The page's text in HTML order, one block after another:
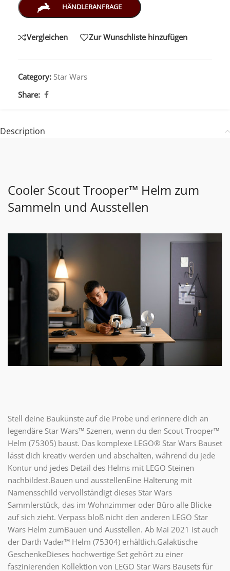
HÄNDLERANFRAGE
Vergleichen Zur Wunschliste hinzufügen
Category: Star Wars
Share:
Description
Cooler Scout Trooper™ Helm zum
Sammeln und Ausstellen
Stell deine Baukünste auf die Probe und erinnere dich an
legendäre Star Wars™ Szenen, wenn du den Scout Trooper™
Helm (75305) baust. Das komplexe LEGO® Star Wars Bauset
lässt dich kreativ werden und abschalten, während du jede
Kontur und jedes Detail des Helms mit LEGO Steinen
nachbildest.Bauen und ausstellenEine Halterung mit
Namensschild vervollständigt dieses Star Wars
Sammlerstück, das im Wohnzimmer oder Büro alle Blicke
auf sich zieht. Verpass bloß nicht den anderen LEGO Star
Wars Helm zumBauen und Ausstellen. Ab Mai 2021 ist auch
der Darth Vader™ Helm (75304) erhältlich.Galaktische
GeschenkeDieses hochwertige Set gehört zu einer
faszinierenden Kollektion von LEGO Star Wars Bausets für